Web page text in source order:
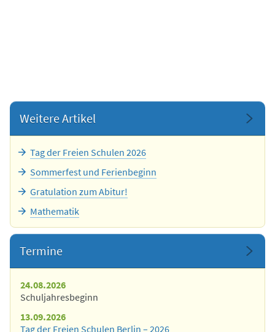
Weitere Artikel
Tag der Freien Schulen 2026
Sommerfest und Ferienbeginn
Gratulation zum Abitur!
Mathematik
Termine
24.08.2026
Schuljahresbeginn
13.09.2026
Tag der Freien Schulen Berlin – 2026